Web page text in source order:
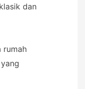
dan
rumah